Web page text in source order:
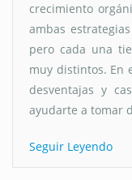
crecimiento
ambas
pero cada una
muy distintos. En
desventajas y
ayudarte a tomar
Seguir Leyendo